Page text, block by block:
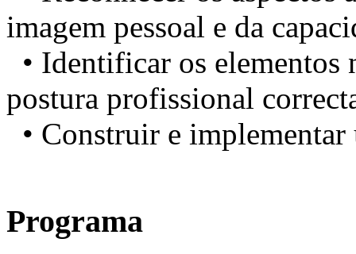
imagem pessoal e da
• Identificar os elementos
postura profissional
• Construir e
Programa